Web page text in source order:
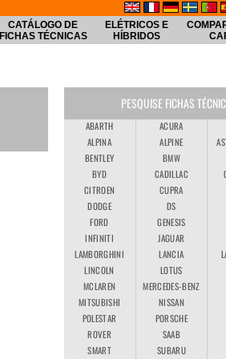
CATÁLOGO DE
FICHAS TÉCNICAS
ELÉTRICOS E
HÍBRIDOS
PESQUISE FICHAS
ABARTH ACURA
ALPINA
ALPINE
BENTLEY
BMW
BYD
CADILLAC
CITROEN
CUPRA
DODGE
DS
FORD
GENESIS
INFINITI
JAGUAR
LAMBORGHINI
LANCIA
LINCOLN
LOTUS
MCLAREN
MERCEDES-BENZ
MITSUBISHI
NISSAN
POLESTAR
PORSCHE
ROVER
SAAB
SMART
SUBARU